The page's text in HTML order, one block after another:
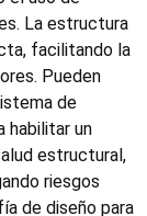
La estructura
facilitando la
Pueden
de
habilitar un
estructural,
riesgos
de diseño para